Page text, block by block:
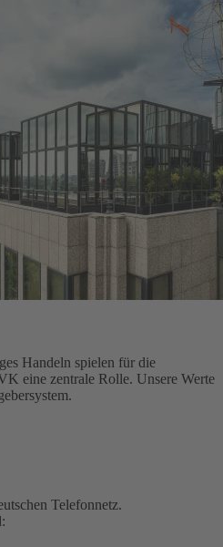
Handeln spielen für die
eine zentrale Rolle. Unsere Werte
Telefonnetz.